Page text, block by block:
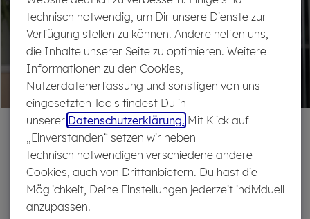
technisch notwendig, um Dir unsere Dienste zur
Verfügung stellen zu können. Andere helfen uns,
die Inhalte unserer Seite zu optimieren. Weitere
Informationen zu den Cookies,
Nutzerdatenerfassung und sonstigen von uns
eingesetzten Tools findest Du in
unserer Datenschutzerklärung. Mit Klick auf
„Einverstanden“ setzen wir neben
technisch notwendigen verschiedene andere
Cookies, auch von Drittanbietern. Du hast die
Möglichkeit, Deine Einstellungen jederzeit individuell
anzupassen.
Nah, näher, direkt: Du erreichst die Cosmonauten an 365
Tagen im Jahr. Sie sind nur einen Klick, nur einen Anruf
von Dir entfernt – melde Dich doch mal! Warum sie so
gern von Dir hören, erzählen sie hier.